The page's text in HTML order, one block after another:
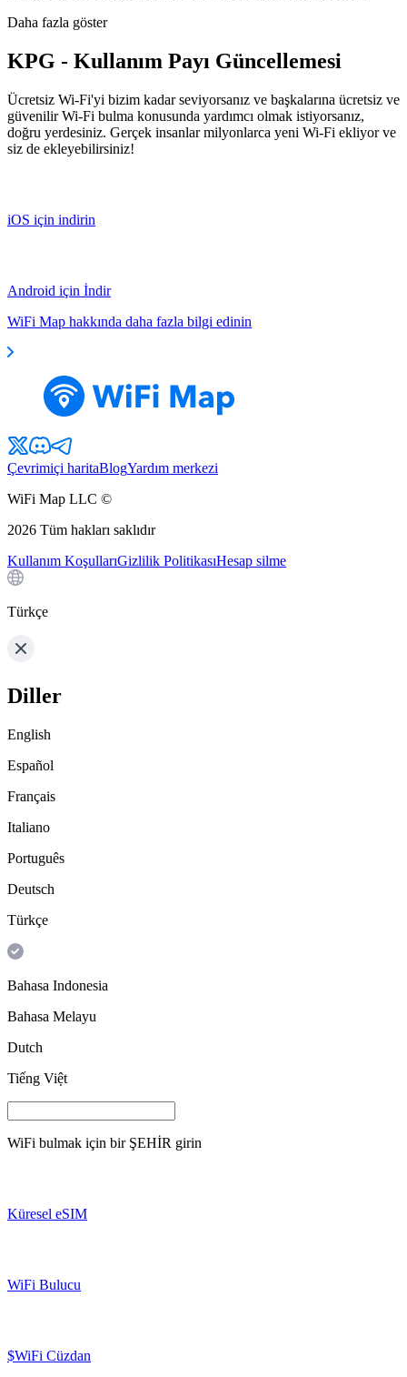
Daha fazla göster
KPG - Kullanım Payı Güncellemesi
Ücretsiz Wi-Fi'yi bizim kadar seviyorsanız ve başkalarına ücretsiz ve
güvenilir Wi-Fi bulma konusunda yardımcı olmak istiyorsanız,
doğru yerdesiniz. Gerçek insanlar milyonlarca yeni Wi-Fi ekliyor ve
siz de ekleyebilirsiniz!
iOS için indirin
Android için İndir
WiFi Map hakkında daha fazla bilgi edinin
Çevrimiçi haritaBlogYardım merkezi
WiFi Map LLC ©
2026 Tüm hakları saklıdır
Kullanım KoşullarıGizlilik PolitikasıHesap silme
Türkçe
Diller
English
Español
Français
Italiano
Português
Deutsch
Türkçe
Bahasa Indonesia
Bahasa Melayu
Dutch
Tiếng Việt
WiFi bulmak için bir ŞEHİR girin
Küresel eSIM
WiFi Bulucu
$WiFi Cüzdan